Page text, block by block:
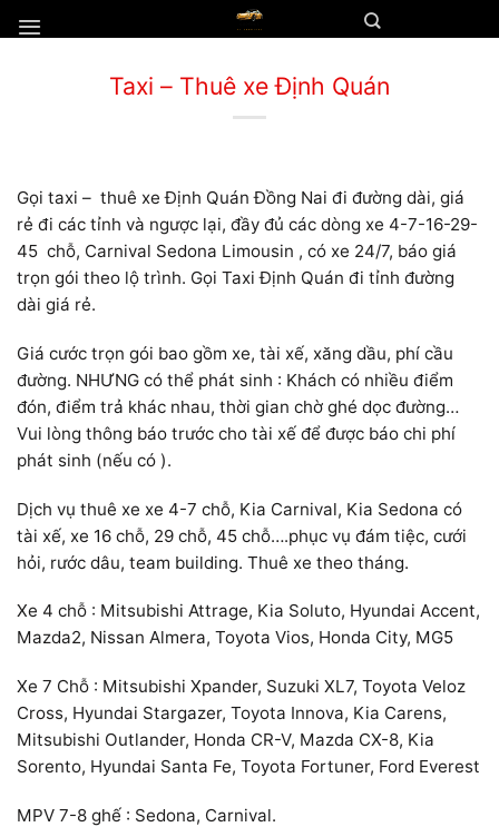
đến
Taxi – Thuê xe Định Quán
Gọi taxi – thuê xe Định Quán Đồng Nai đi đường dài, giá
rẻ đi các tỉnh và ngược lại, đầy đủ các dòng xe 4-7-16-29-
45 chỗ, Carnival Sedona Limousin , có xe 24/7, báo giá
trọn gói theo lộ trình. Gọi Taxi Định Quán đi tỉnh đường
dài giá rẻ.
Giá cước trọn gói bao gồm xe, tài xế, xăng dầu, phí cầu
đường. NHƯNG có thể phát sinh : Khách có nhiều điểm
đón, điểm trả khác nhau, thời gian chờ ghé dọc đường…
Vui lòng thông báo trước cho tài xế để được báo chi phí
phát sinh (nếu có ).
Dịch vụ thuê xe xe 4-7 chỗ, Kia Carnival, Kia Sedona có
tài xế, xe 16 chỗ, 29 chỗ, 45 chỗ….phục vụ đám tiệc, cưới
hỏi, rước dâu, team building. Thuê xe theo tháng.
Xe 4 chỗ : Mitsubishi Attrage, Kia Soluto, Hyundai Accent,
Mazda2, Nissan Almera, Toyota Vios, Honda City, MG5
Xe 7 Chỗ : Mitsubishi Xpander, Suzuki XL7, Toyota Veloz
Cross, Hyundai Stargazer, Toyota Innova, Kia Carens,
Mitsubishi Outlander, Honda CR-V, Mazda CX-8, Kia
Sorento, Hyundai Santa Fe, Toyota Fortuner, Ford Everest
MPV 7-8 ghế : Sedona, Carnival.